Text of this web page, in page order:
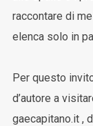
raccontare di
elenca solo in
Per questo
d’autore a
gaecapitano.it ,